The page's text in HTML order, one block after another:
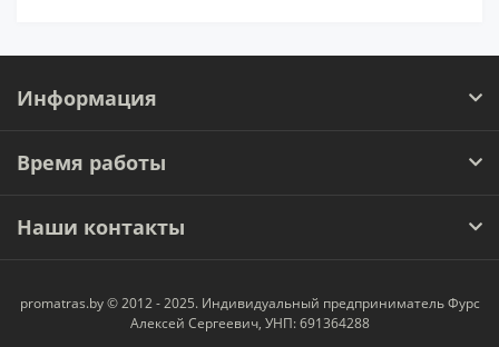
Информация
Время работы
Наши контакты
promatras.by © 2012 - 2025. Индивидуальный предприниматель Фурс
Алексей Сергеевич, УНП: 691364288